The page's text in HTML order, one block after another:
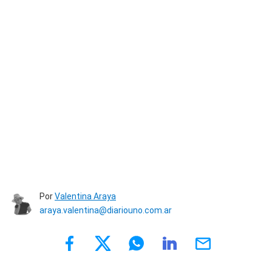
PorValentina Araya
araya.valentina@diariouno.com.ar